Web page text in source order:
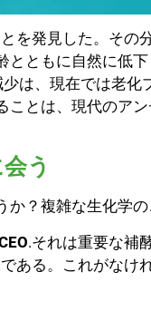
を発見した。その
とともに自然に低
は、現在では老
とは、現代のア
う
？複雑な生化学の
.それは重要な補
ある。これがなけ